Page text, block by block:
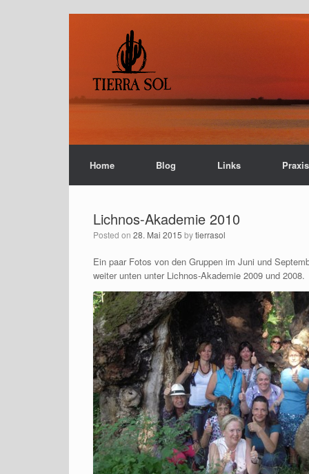
Home Blog Links
Lichnos-Akademie 2010
Posted on 28. Mai 2015 bytierrasol
Ein paar Fotos von den Gruppen im Juni und
weiter unten unter Lichnos-Akademie 2009 und 2008.